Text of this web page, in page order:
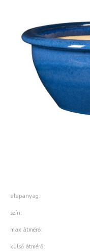
alapanyag
szín
max átmérő
külső átmérő